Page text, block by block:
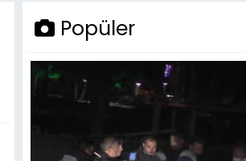
Popüler